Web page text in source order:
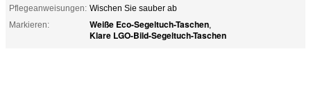
Pflegeanweisungen: Wischen Sie sauber ab
Markieren:
Weiße Eco-Segeltuch-Taschen,
Klare LGO-Bild-Segeltuch-Taschen